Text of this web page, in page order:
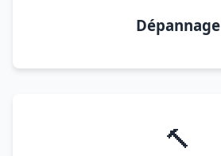
Dépannage
🔨